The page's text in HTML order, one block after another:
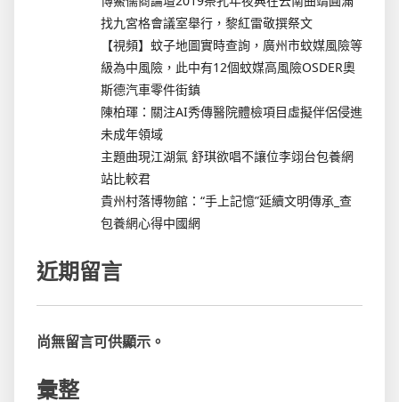
找九宮格會議室舉行，黎紅雷敬撰祭文
【視頻】蚊子地圖實時查詢，廣州市蚊媒風險等
級為中風險，此中有12個蚊媒高風險OSDER奧
斯德汽車零件街鎮
陳柏琿：關注AI秀傳醫院體檢項目虛擬伴侶侵進
未成年領域
主題曲現江湖氣 舒琪欲唱不讓位李翊台包養網
站比較君
貴州村落博物館：“手上記憶”延續文明傳承_查
包養網心得中國網
近期留言
尚無留言可供顯示。
彙整